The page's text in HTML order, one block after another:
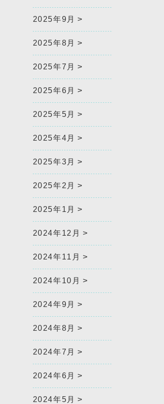
2025年9月
2025年8月
2025年7月
2025年6月
2025年5月
2025年4月
2025年3月
2025年2月
2025年1月
2024年12月
2024年11月
2024年10月
2024年9月
2024年8月
2024年7月
2024年6月
2024年5月